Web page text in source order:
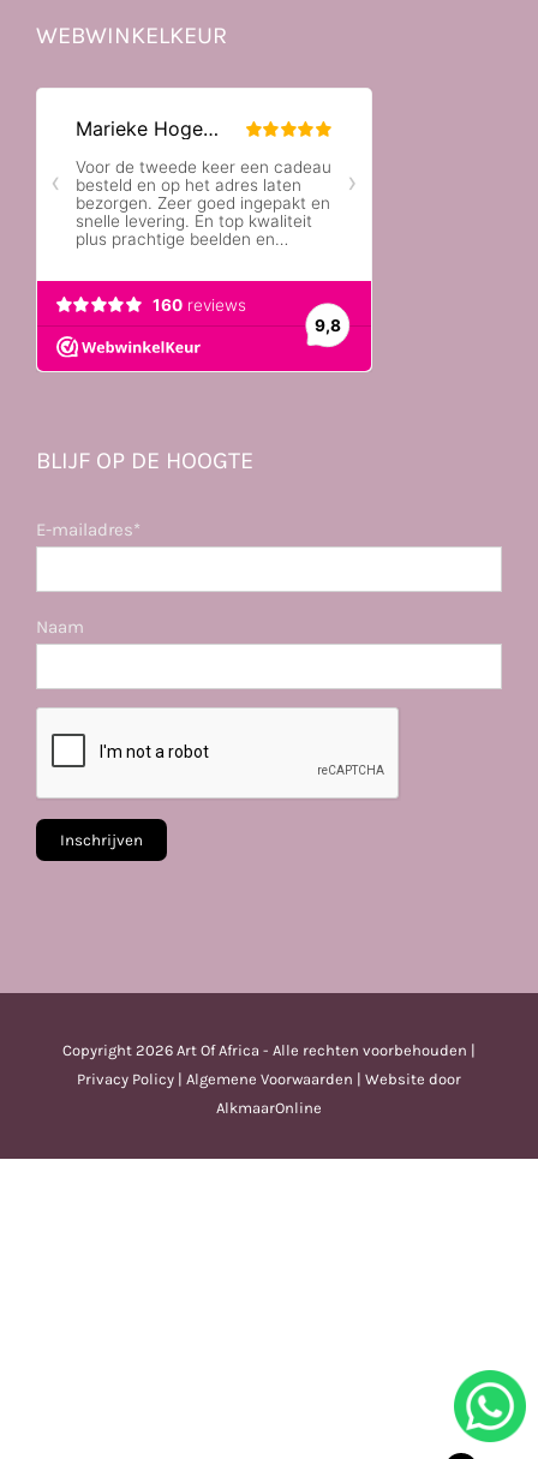
WEBWINKELKEUR
BLIJF OP DE HOOGTE
E-mailadres*
Naam
Copyright 2026 Art Of Africa - Alle rechten voorbehouden |
Privacy Policy | Algemene Voorwaarden | Website door
AlkmaarOnline